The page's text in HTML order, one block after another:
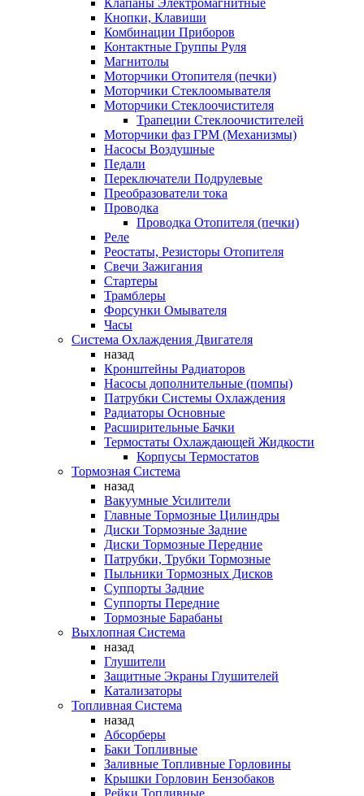
Клапаны Электромагнитные
Кнопки, Клавиши
Комбинации Приборов
Контактные Группы Руля
Магнитолы
Моторчики Отопителя (печки)
Моторчики Стеклоомывателя
Моторчики Стеклоочистителя
Трапеции Стеклоочистителей
Моторчики фаз ГРМ (Механизмы)
Насосы Воздушные
Педали
Переключатели Подрулевые
Преобразователи тока
Проводка
Проводка Отопителя (печки)
Реле
Реостаты, Резисторы Отопителя
Свечи Зажигания
Стартеры
Трамблеры
Форсунки Омывателя
Часы
Система Охлаждения Двигателя
назад
Кронштейны Радиаторов
Насосы дополнительные (помпы)
Патрубки Системы Охлаждения
Радиаторы Основные
Расширительные Бачки
Термостаты Охлаждающей Жидкости
Корпусы Термостатов
Тормозная Система
назад
Вакуумные Усилители
Главные Тормозные Цилиндры
Диски Тормозные Задние
Диски Тормозные Передние
Патрубки, Трубки Тормозные
Пыльники Тормозных Дисков
Суппорты Задние
Суппорты Передние
Тормозные Барабаны
Выхлопная Система
назад
Глушители
Защитные Экраны Глушителей
Катализаторы
Топливная Система
назад
Абсорберы
Баки Топливные
Заливные Топливные Горловины
Крышки Горловин Бензобаков
Рейки Топливные